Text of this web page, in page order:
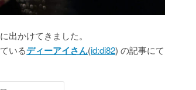
出かけてきました。
いるディーアイさん(id:di82) の記事にて